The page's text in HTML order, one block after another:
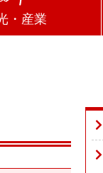
・産業